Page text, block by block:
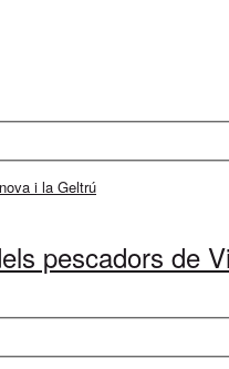
pescadors de